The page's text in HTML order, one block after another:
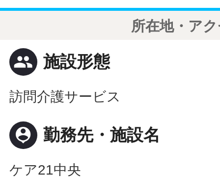
所在地・ア
people 施設形態
訪問介護サービス
person_pin 勤務先・施設名
ケア21中央